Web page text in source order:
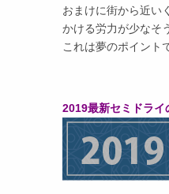
おまけに街から近い
かける労力が少なそ
これは夢のポイント
2019最新セミドライ